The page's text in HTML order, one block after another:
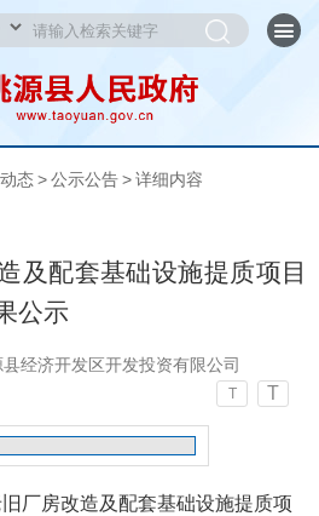
态 > 公示公告 > 详细内容
及配套基础设施提质项目
公示
经济开发区开发投资有限公司
T T
厂房改造及配套基础设施提质项